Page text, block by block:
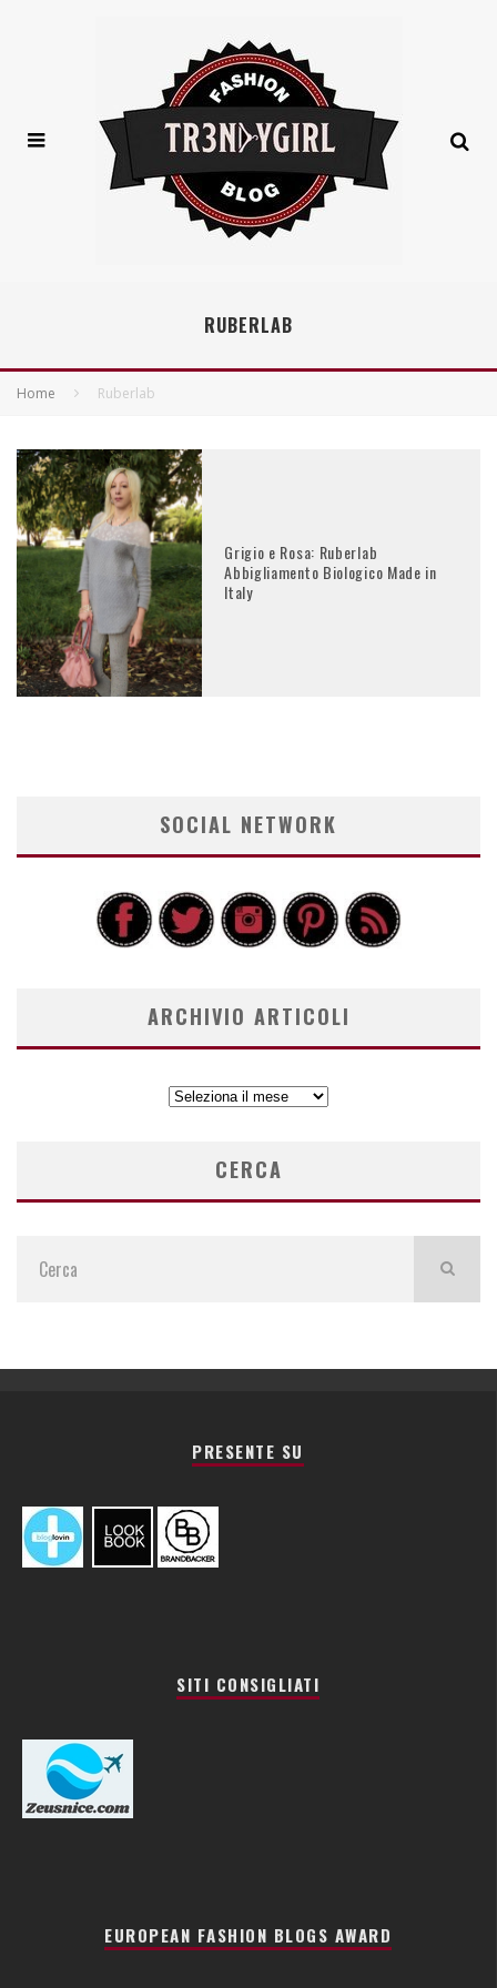
RUBERLAB
Home Ruberlab
Grigio e Rosa: Ruberlab
Abbigliamento Biologico Made in
Italy
SOCIAL NETWORK
ARCHIVIO ARTICOLI
ARCHIVIO
CERCA
PRESENTE SU
SITI CONSIGLIATI
EUROPEAN FASHION BLOGS AWARD